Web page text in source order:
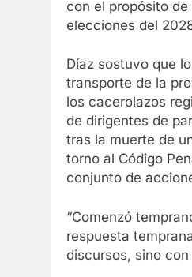
con el propósito
elecciones del
Díaz sostuvo que
transporte de la
los cacerolazos
de dirigentes de
tras la muerte de
torno al Código
conjunto de
“Comenzó
respuesta
discursos, sino